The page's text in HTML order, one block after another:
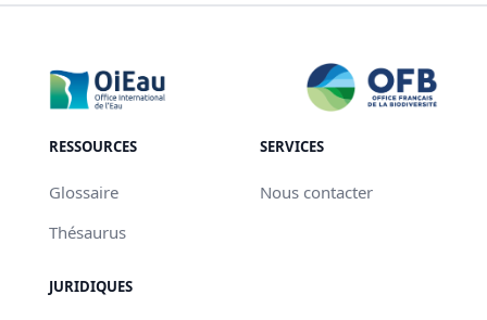
RESSOURCES
Glossaire
Thésaurus
SERVICES
Nous contacter
JURIDIQUES